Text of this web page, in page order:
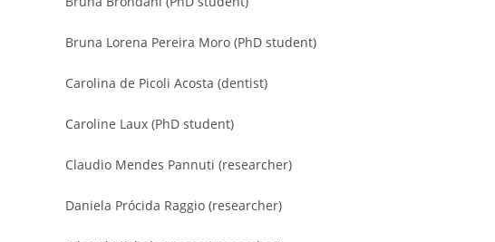
Bruna Lorena Pereira Moro (PhD student)
Carolina de Picoli Acosta (dentist)
Caroline Laux (PhD student)
Claudio Mendes Pannuti (researcher)
Daniela Prócida Raggio (researcher)